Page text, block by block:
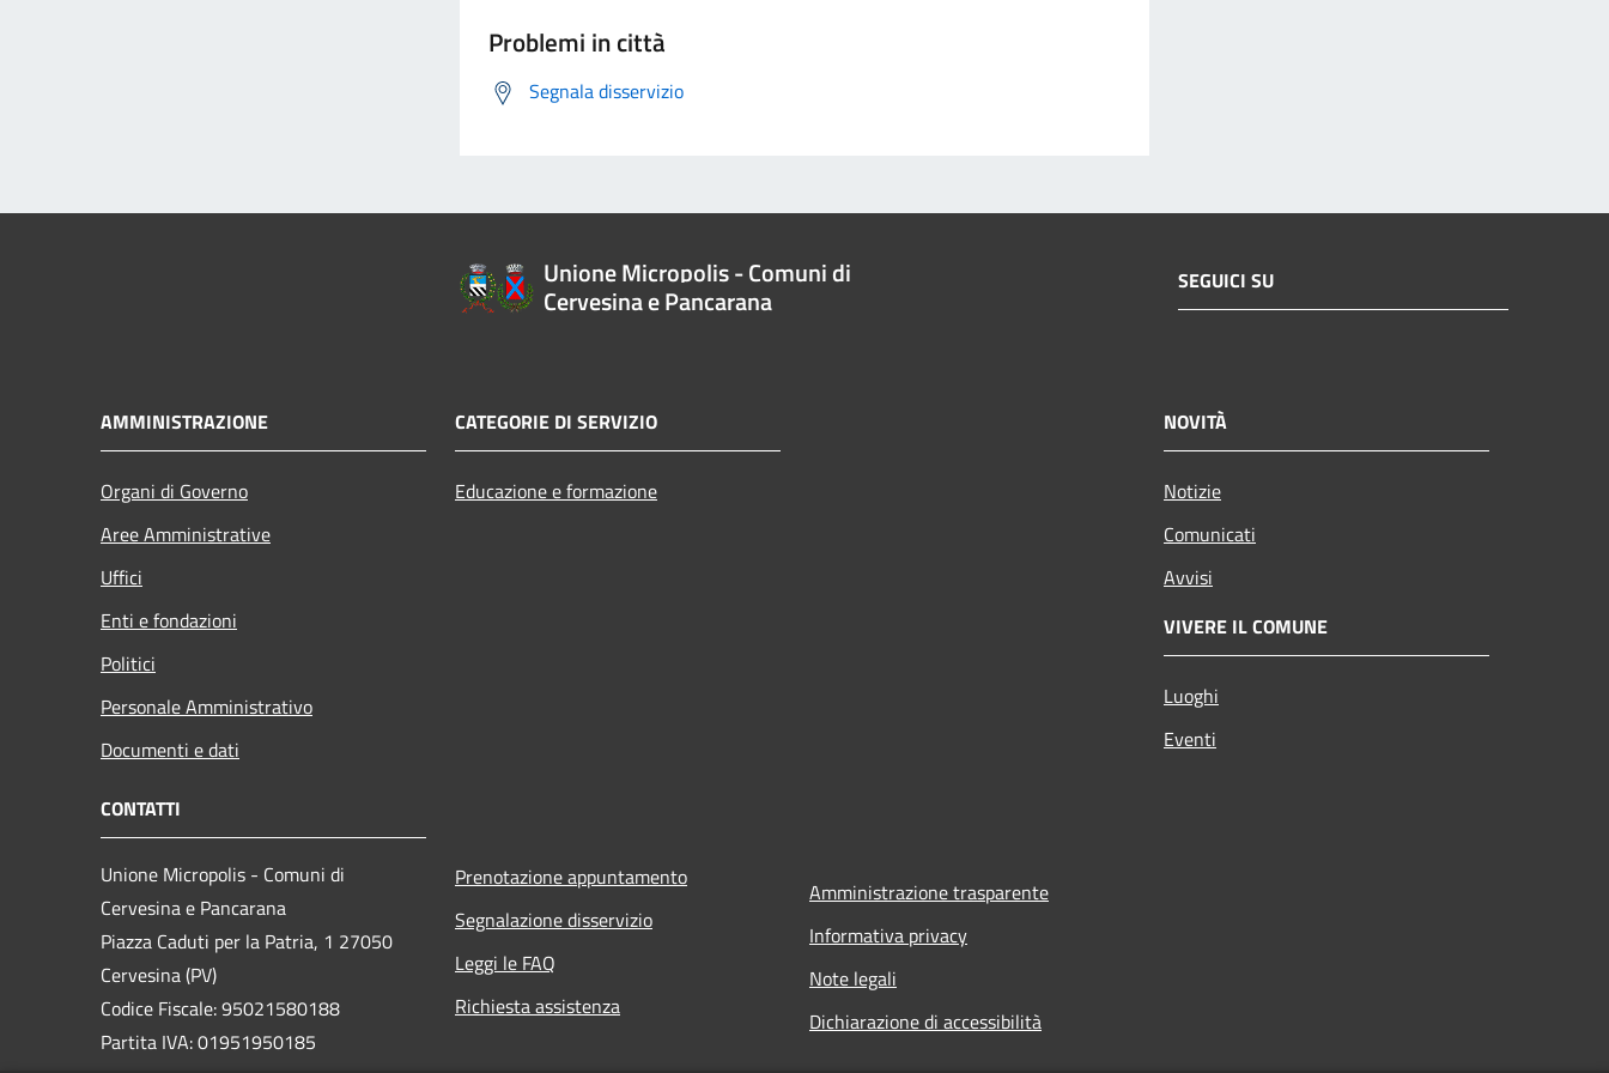
Problemi in città
Segnala disservizio
Unione Micropolis - Comuni di
Cervesina e Pancarana
SEGUICI SU
AMMINISTRAZIONE
Organi di Governo
Aree Amministrative
Uffici
Enti e fondazioni
Politici
Personale Amministrativo
Documenti e dati
CATEGORIE DI SERVIZIO
Educazione e formazione
NOVITÀ
Notizie
Comunicati
Avvisi
VIVERE IL COMUNE
Luoghi
Eventi
CONTATTI
Unione Micropolis - Comuni di
Cervesina e Pancarana
Piazza Caduti per la Patria, 1 27050
Cervesina (PV)
Codice Fiscale: 95021580188
Partita IVA: 01951950185
Prenotazione appuntamento
Segnalazione disservizio
Leggi le FAQ
Richiesta assistenza
Amministrazione trasparente
Informativa privacy
Note legali
Dichiarazione di accessibilità